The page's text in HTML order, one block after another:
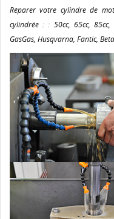
Réparer votre cylindre de
cylindrée : : 50cc, 65cc,
GasGas, Husqvarna, Fantic,